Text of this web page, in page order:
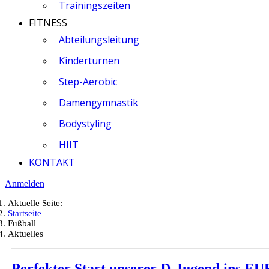
Trainingszeiten
FITNESS
Abteilungsleitung
Kinderturnen
Step-Aerobic
Damengymnastik
Bodystyling
HIIT
KONTAKT
Anmelden
Aktuelle Seite:
Startseite
Fußball
Aktuelles